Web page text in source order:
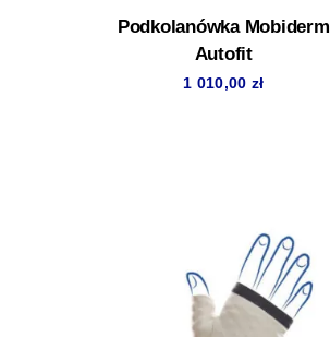
Podkolanówka Mobiderm
Autofit
1 010,00 zł